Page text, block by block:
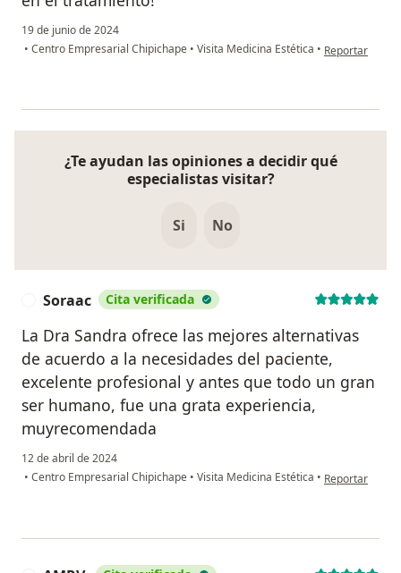
19 de junio de 2024
• Centro Empresarial Chipichape • Visita Medicina Estética • en opinión del
Reportar
¿Te ayudan las opiniones a decidir qué
especialistas visitar?
Si No
Soraac Cita verificada
La Dra Sandra ofrece las mejores alternativas
de acuerdo a la necesidades del paciente,
excelente profesional y antes que todo un gran
ser humano, fue una grata experiencia,
muyrecomendada
12 de abril de 2024
• Centro Empresarial Chipichape • Visita Medicina Estética • en opinión del
Reportar